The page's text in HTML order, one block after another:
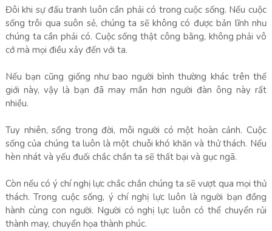
Đôi khi sự đấu tranh luôn cần phải có trong cuộc sống. Nếu cuộc
sống trôi qua suôn sẻ, chúng ta sẽ không có được bản lĩnh như
chúng ta cần phải có. Cuộc sống thật công bằng, không phải vô
cớ mà mọi điều xảy đến với ta.
Nếu bạn cũng giống như bao người bình thường khác trên thế
giới này, vậy là bạn đã may mắn hơn người đàn ông này rất
nhiều.
Tuy nhiên, sống trong đời, mỗi người có một hoàn cảnh. Cuộc
sống của chúng ta luôn là một chuỗi khó khăn và thử thách. Nếu
hèn nhát và yếu đuối chắc chắn ta sẽ thất bại và gục ngã.
Còn nếu có ý chí nghị lực chắc chắn chúng ta sẽ vượt qua mọi thử
thách. Trong cuộc sống, ý chí nghị lực luôn là người bạn đồng
hành cùng con người. Người có nghị lực luôn có thể chuyển rủi
thành may, chuyển họa thành phúc.